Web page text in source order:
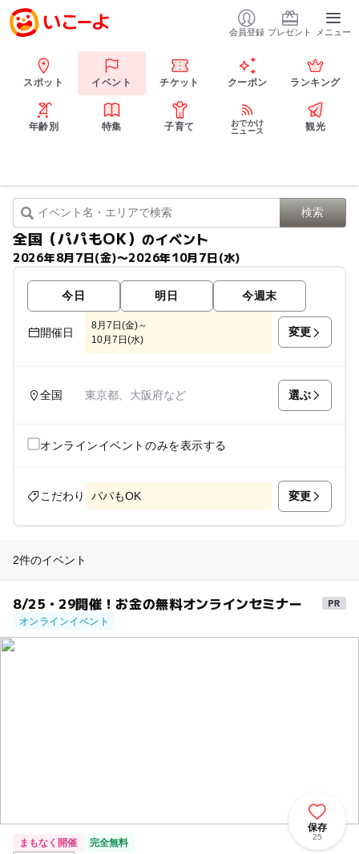
会員登録 プレゼント メニュー
スポット イベント チケット クーポン ランキング
年齢別 特集 子育て
おでかけ
ニュース
観光
全国（パパもOK）のイベント
2026年8月7日(金)〜2026年10月7日(水)
今日 明日 今週末
開催日
8月7日(金)～
10月7日(水)
変更
全国 東京都、大阪府など 選ぶ
オンラインイベントのみを表示する
こだわり パパもOK 変更
2件のイベント
8/25・29開催！お金の無料オンラインセミナー
オンラインイベント
保存
25
まもなく開催
完全無料